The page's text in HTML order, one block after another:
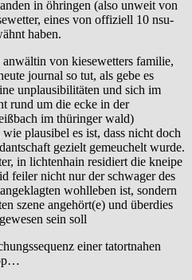
in öhringen (also unweit von
eines von offiziell 10 nsu-
haben.
von kiesewetters familie,
journal so tut, als gebe es
unplausibilitäten und sich im
rund um die ecke in der
im thüringer wald)
plausibel es ist, dass nicht doch
gezielt gemeuchelt wurde.
in lichtenhain residiert die kneipe
feiler nicht nur der schwager des
wohlleben ist, sondern
szene angehört(e) und überdies
sein soll
einer tatortnahen